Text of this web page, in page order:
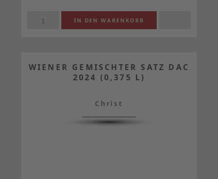
WIENER GEMISCHTER SATZ DAC
2024 (0,375 L)
Christ